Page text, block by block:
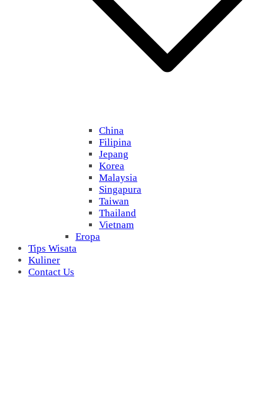
China
Filipina
Jepang
Korea
Malaysia
Singapura
Taiwan
Thailand
Vietnam
Eropa
Tips Wisata
Kuliner
Contact Us